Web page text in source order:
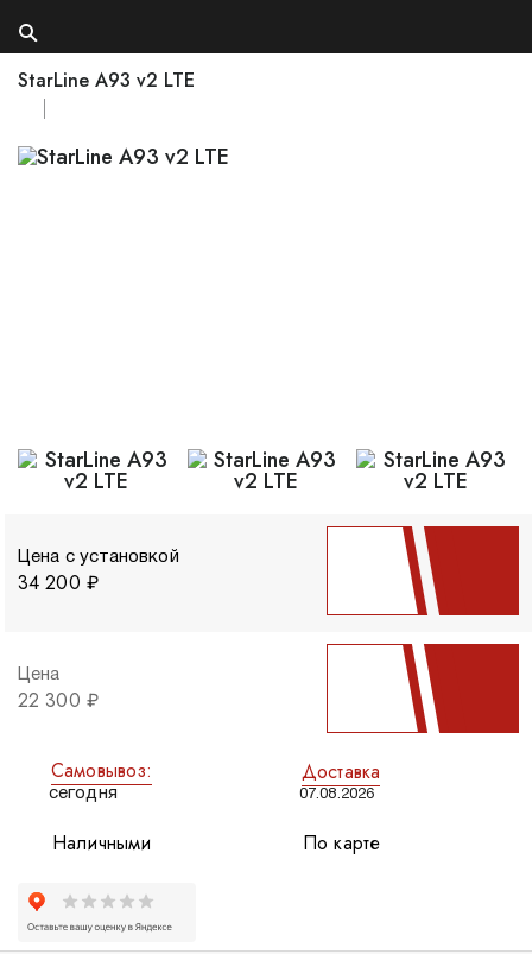
StarLine A93 v2 LTE
Цена с установкой
34 200 ₽
Цена
22 300 ₽
Самовывоз:
сегодня
Доставка
07.08.2026
Наличными По карте